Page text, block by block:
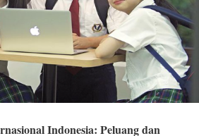
Indonesia: Peluang dan